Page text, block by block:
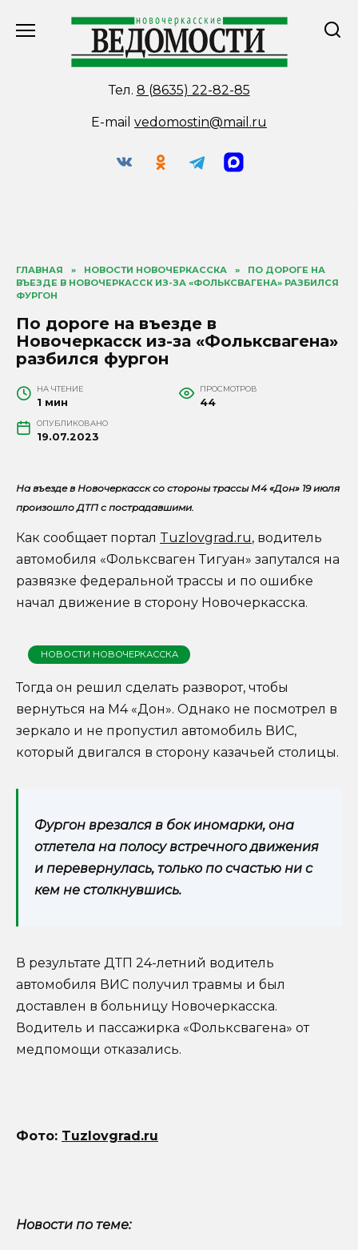
Тел. 8 (8635) 22-82-85
E-mail vedomostin@mail.ru
ГЛАВНАЯ » НОВОСТИ НОВОЧЕРКАССКА »
ПО ДОРОГЕ НА
ВЪЕЗДЕ В НОВОЧЕРКАССК ИЗ-ЗА «ФОЛЬКСВАГЕНА» РАЗБИЛСЯ
ФУРГОН
По дороге на въезде в
Новочеркасск из-за «Фольксвагена»
разбился фургон
НА ЧТЕНИЕ
1 мин
ПРОСМОТРОВ
44
ОПУБЛИКОВАНО
19.07.2023
На въезде в Новочеркасск со стороны трассы М4 «Дон» 19 июля
произошло ДТП с пострадавшими.
Как сообщает портал Tuzlovgrad.ru, водитель
автомобиля «Фольксваген Тигуан» запутался на
развязке федеральной трассы и по ошибке
начал движение в сторону Новочеркасска.
НОВОСТИ НОВОЧЕРКАССКА
Тогда он решил сделать разворот, чтобы
вернуться на М4 «Дон». Однако не посмотрел в
зеркало и не пропустил автомобиль ВИС,
который двигался в сторону казачьей столицы.
Фургон врезался в бок иномарки, она
отлетела на полосу встречного движения
и перевернулась, только по счастью ни с
кем не столкнувшись.
В результате ДТП 24-летний водитель
автомобиля ВИС получил травмы и был
доставлен в больницу Новочеркасска.
Водитель и пассажирка «Фольксвагена» от
медпомощи отказались.
Фото: Tuzlovgrad.ru
Новости по теме: